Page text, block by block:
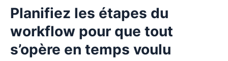
Planifiez les étapes du
workflow pour que tout
s’opère en temps voulu